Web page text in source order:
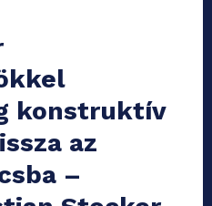
konstruktív
az
–